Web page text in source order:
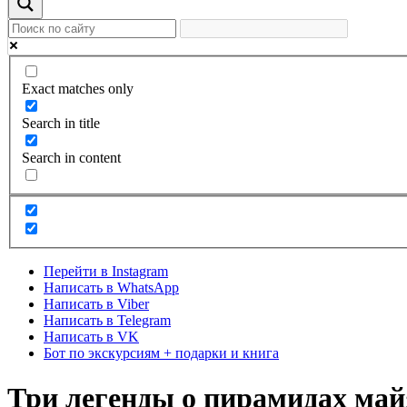
Exact matches only
Search in title
Search in content
Перейти в Instagram
Написать в WhatsApp
Написать в Viber
Написать в Telegram
Написать в VK
Бот по экскурсиям + подарки и книга
Три легенды о пирамидах